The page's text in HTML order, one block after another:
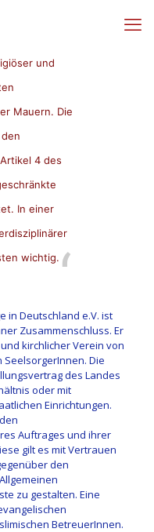
und
Mauern. Die
4 des
In einer
wichtig.
in Deutschland e.V. ist
Zusammenschluss. Er
kirchlicher Verein von
Die
des Landes
oder mit
Einrichtungen.
Auftrages und ihrer
gilt es mit Vertrauen
den
zu gestalten. Eine
BetreuerInnen.